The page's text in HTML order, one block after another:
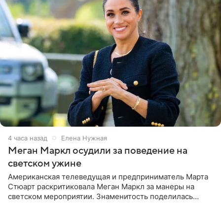
4 часа назад Елена Нужная
Меган Маркл осудили за поведение на
светском ужине
Американская телеведущая и предприниматель Марта
Стюарт раскритиковала Меган Маркл за манеры на
светском мероприятии. Знаменитость поделилась